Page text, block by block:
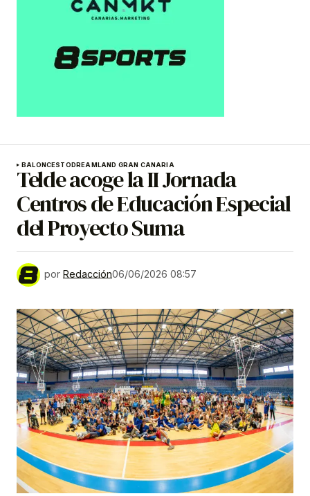
BALONCESTO DREAMLAND GRAN CANARIA
Telde acoge la II Jornada
Centros de Educación Especial
del Proyecto Suma
por Redacción06/06/2026 08:57